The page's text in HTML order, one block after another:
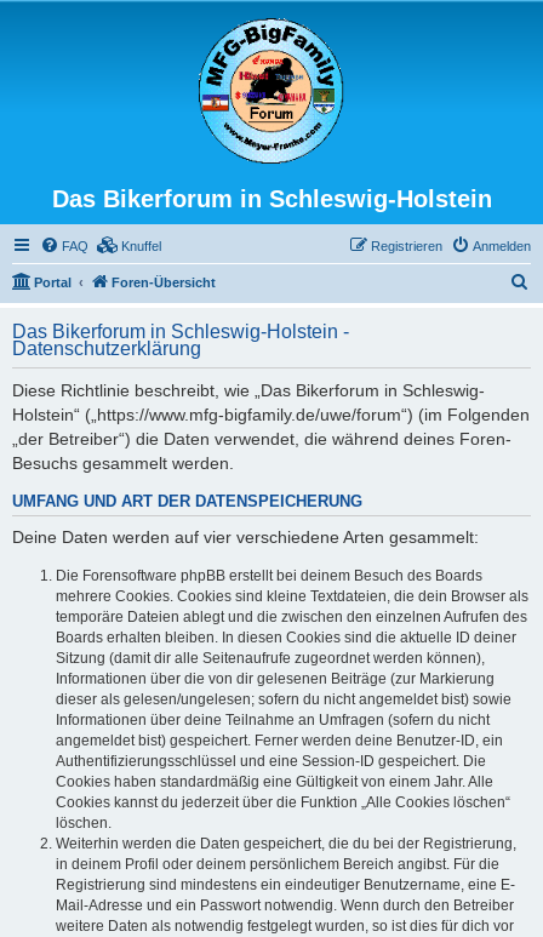
Das Bikerforum in Schleswig-Holstein
FAQ Knuffel Anmelden
Registrieren
Portal Foren-Übersicht
h
Das Bikerforum in Schleswig-Holstein -
Datenschutzerklärung
Diese Richtlinie beschreibt, wie „Das Bikerforum in Schleswig-
Holstein“ („https://www.mfg-bigfamily.de/uwe/forum“) (im Folgenden
„der Betreiber“) die Daten verwendet, die während deines Foren-
Besuchs gesammelt werden.
UMFANG UND ART DER DATENSPEICHERUNG
Deine Daten werden auf vier verschiedene Arten gesammelt:
Die Forensoftware phpBB erstellt bei deinem Besuch des Boards
mehrere Cookies. Cookies sind kleine Textdateien, die dein Browser als
temporäre Dateien ablegt und die zwischen den einzelnen Aufrufen des
Boards erhalten bleiben. In diesen Cookies sind die aktuelle ID deiner
Sitzung (damit dir alle Seitenaufrufe zugeordnet werden können),
Informationen über die von dir gelesenen Beiträge (zur Markierung
dieser als gelesen/ungelesen; sofern du nicht angemeldet bist) sowie
Informationen über deine Teilnahme an Umfragen (sofern du nicht
angemeldet bist) gespeichert. Ferner werden deine Benutzer-ID, ein
Authentifizierungsschlüssel und eine Session-ID gespeichert. Die
Cookies haben standardmäßig eine Gültigkeit von einem Jahr. Alle
Cookies kannst du jederzeit über die Funktion „Alle Cookies löschen“
löschen.
Weiterhin werden die Daten gespeichert, die du bei der Registrierung,
in deinem Profil oder deinem persönlichem Bereich angibst. Für die
Registrierung sind mindestens ein eindeutiger Benutzername, eine E-
Mail-Adresse und ein Passwort notwendig. Wenn durch den Betreiber
weitere Daten als notwendig festgelegt wurden, so ist dies für dich vor